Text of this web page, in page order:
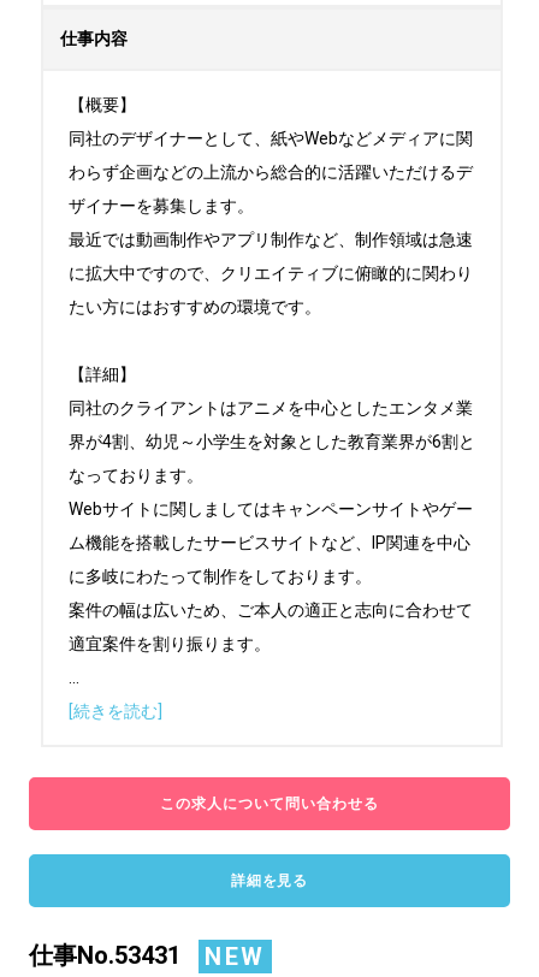
仕事内容
【概要】
同社のデザイナーとして、紙やWebなどメディアに関
わらず企画などの上流から総合的に活躍いただけるデ
ザイナーを募集します。
最近では動画制作やアプリ制作など、制作領域は急速
に拡大中ですので、クリエイティブに俯瞰的に関わり
たい方にはおすすめの環境です。
【詳細】
同社のクライアントはアニメを中心としたエンタメ業
界が4割、幼児～小学生を対象とした教育業界が6割と
なっております。
Webサイトに関しましてはキャンペーンサイトやゲー
ム機能を搭載したサービスサイトなど、IP関連を中心
に多岐にわたって制作をしております。
案件の幅は広いため、ご本人の適正と志向に合わせて
[続きを読む]
この求人について問い合わせる
詳細を見る
仕事No.53431
NEW